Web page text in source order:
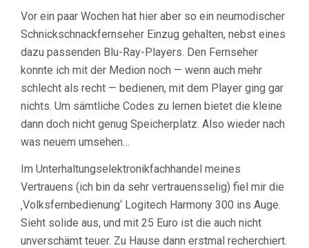
Vor ein paar Wochen hat hier aber so ein neumodischer
Schnickschnackfernseher Einzug gehalten, nebst eines
dazu passenden Blu-Ray-Players. Den Fernseher
konnte ich mit der Medion noch — wenn auch mehr
schlecht als recht — bedienen, mit dem Player ging gar
nichts. Um sämtliche Codes zu lernen bietet die kleine
dann doch nicht genug Speicherplatz. Also wieder nach
was neuem umsehen…
Im Unterhaltungselektronikfachhandel meines
Vertrauens (ich bin da sehr vertrauensselig) fiel mir die
‚Volksfernbedienung‘ Logitech Harmony 300 ins Auge.
Sieht solide aus, und mit 25 Euro ist die auch nicht
unverschämt teuer. Zu Hause dann erstmal recherchiert.